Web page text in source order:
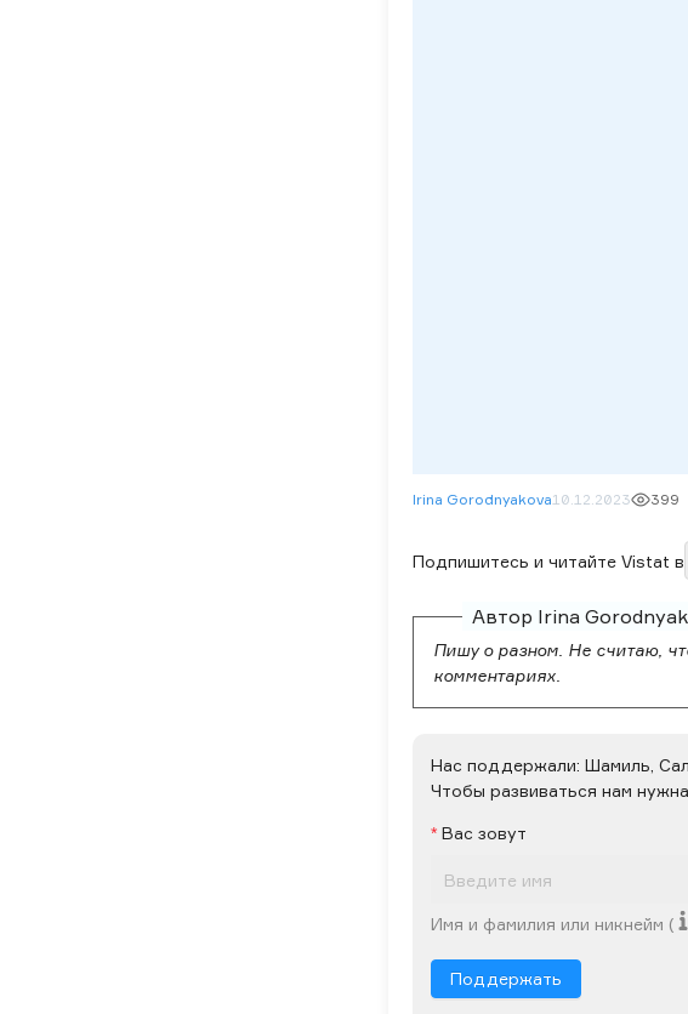
Irina Gorodnyakova10.12.2023 399
Подпишитесь и читайте Vistat в
Автор Irina
Пишу о разном. Не считаю,
комментариях.
Нас поддержали: Шамиль,
Чтобы развиваться нам
Вас зовут
Имя и фамилия или никнейм (
Поддержать